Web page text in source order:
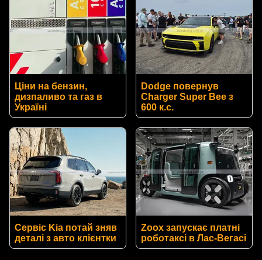
Ціни на бензин,
дизпаливо та газ в
Україні
Dodge повернув
Charger Super Bee з
600 к.с.
Сервіс Kia потай зняв
деталі з авто клієнтки
Zoox запускає платні
роботаксі в Лас-Вегасі